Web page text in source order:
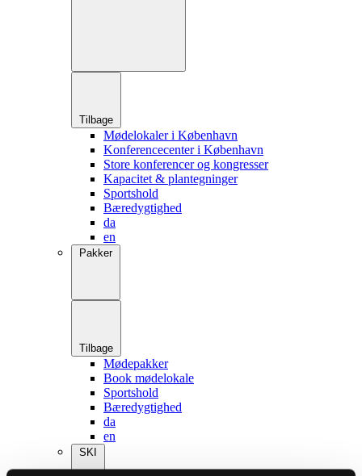
Tilbage
Mødelokaler i København
Konferencecenter i København
Store konferencer og kongresser
Kapacitet & plantegninger
Sportshold
Bæredygtighed
da
en
Pakker
Tilbage
Mødepakker
Book mødelokale
Sportshold
Bæredygtighed
da
en
SKI